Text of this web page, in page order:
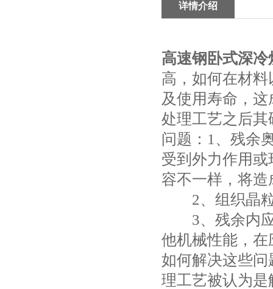
详情介绍
高速钢卧式深冷
高，如何在材
及使用寿命，
处理工艺之后
问题：1、残余
受到外力作用
容不一样，将
2、组织晶粒
3、残余内应
他机械性能，
如何解决这些
理工艺被认为